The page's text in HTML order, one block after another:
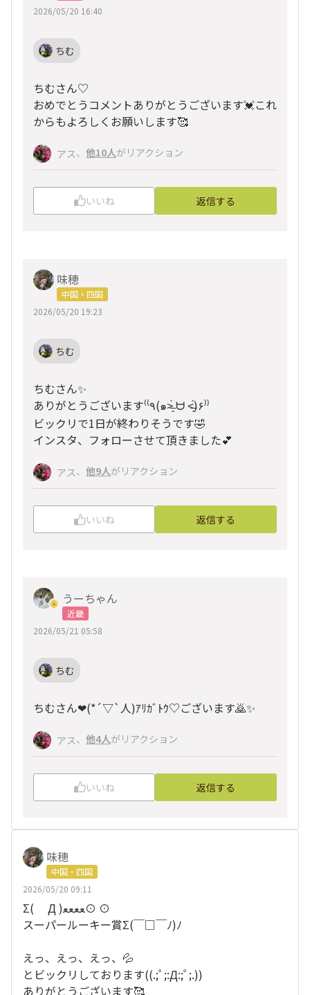
2026/05/20 16:40
ちむ
ちむさん♡
おめでとうコメントありがとうございます💓これ
からもよろしくお願いします🥰
アス、 他10人がリアクション
いいね 返信する
味穂
中国・四国
2026/05/20 19:23
ちむ
ちむさん✨
ありがとうございます⁽⁽٩(๑˃̶͈̀ ᗨ ˂̶͈́)۶⁾⁾
ビックリで1日が終わりそうです🤣
インスタ、フォローさせて頂きました💕
アス、 他9人がリアクション
いいね 返信する
うーちゃん
近畿
2026/05/21 05:58
ちむ
ちむさん❤(*´▽`人)ｱﾘｶﾞﾄｳ♡ございます🙇✨
アス、 他4人がリアクション
いいね 返信する
味穂
中国・四国
2026/05/20 09:11
Σ( Д )ﻌﻌﻌﻌ⊙ ⊙
スーパールーキー賞Σ(￣□︎￣ﾉ)ﾉ
えっ、えっ、えっ、💦
とビックリしております((.;ﾟ;:Д:;ﾟ;.))
ありがとうございます🥰